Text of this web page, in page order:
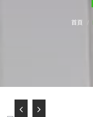
首頁